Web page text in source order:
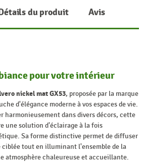
du produit Avis
pour votre intérieur
nickel mat GX53, proposée par la marque
d'élégance moderne à vos espaces de vie.
harmonieusement dans divers décors, cette
une solution d'éclairage à la fois
Sa forme distinctive permet de diffuser
ciblée tout en illuminant l'ensemble de la
atmosphère chaleureuse et accueillante.